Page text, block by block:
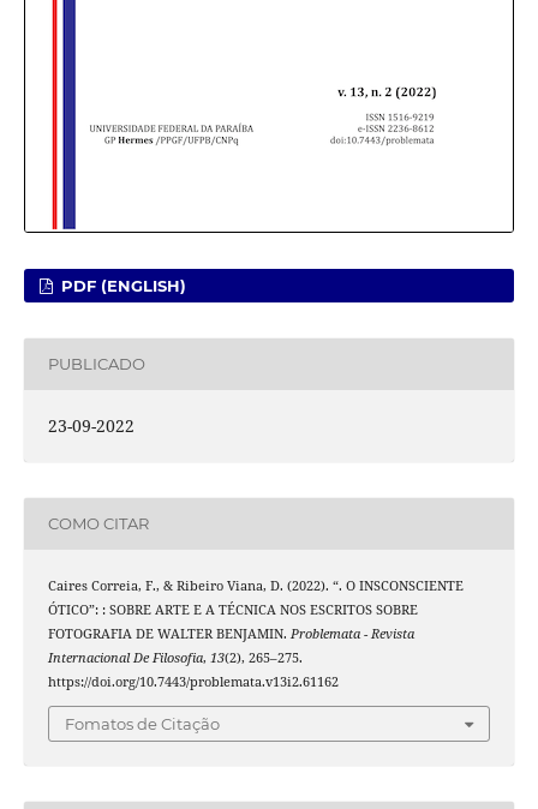
PDF (ENGLISH)
PUBLICADO
23-09-2022
COMO CITAR
Caires Correia, F., & Ribeiro Viana, D. (2022). “. O INSCONSCIENTE
ÓTICO”: : SOBRE ARTE E A TÉCNICA NOS ESCRITOS SOBRE
FOTOGRAFIA DE WALTER BENJAMIN. Problemata - Revista
Internacional De Filosofia, 13(2), 265–275.
https://doi.org/10.7443/problemata.v13i2.61162
Fomatos de Citação